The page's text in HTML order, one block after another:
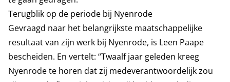
Terugblik op de periode bij Nyenrode
Gevraagd naar het belangrijkste maatschappelijke
resultaat van zijn werk bij Nyenrode, is Leen Paape
bescheiden. En vertelt: “Twaalf jaar geleden kreeg
Nyenrode te horen dat zij medeverantwoordelijk zou